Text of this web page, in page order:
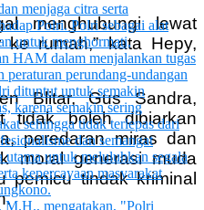
menghubungi lewat
ke rumah,” kata Hepy,
Blitar, Gus Sandra,
tidak boleh dibiarkan
peredaran miras dan
moral generasi muda
pemicu tindak kriminal